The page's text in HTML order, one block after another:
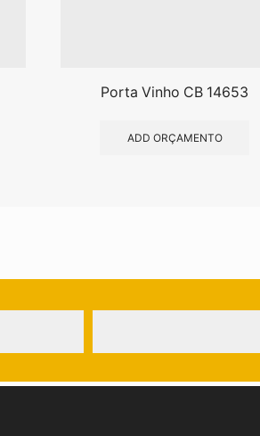
Porta Vinho CB 14653
ADD ORÇAMENTO